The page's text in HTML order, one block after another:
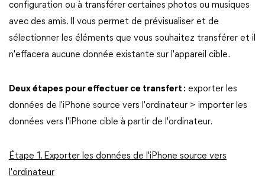
configuration ou à transférer certaines photos ou musiques
avec des amis. Il vous permet de prévisualiser et de
sélectionner les éléments que vous souhaitez transférer et il
n'effacera aucune donnée existante sur l'appareil cible.
Deux étapes pour effectuer ce transfert : exporter les
données de l'iPhone source vers l'ordinateur > importer les
données vers l'iPhone cible à partir de l'ordinateur.
Étape 1. Exporter les données de l'iPhone source vers
l'ordinateur